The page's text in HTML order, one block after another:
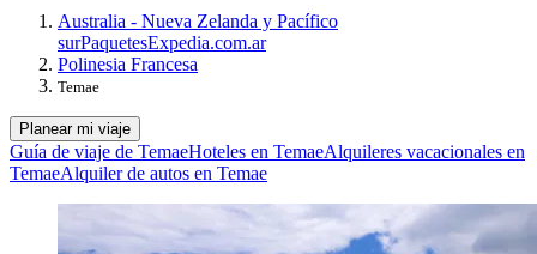
Australia - Nueva Zelanda y Pacífico
surPaquetesExpedia.com.ar
Polinesia Francesa
Temae
Planear mi viaje
Guía de viaje de TemaeHoteles en TemaeAlquileres vacacionales en
TemaeAlquiler de autos en Temae